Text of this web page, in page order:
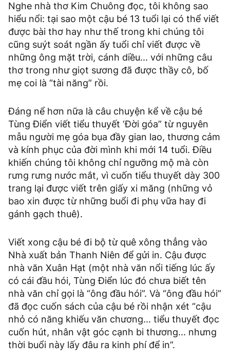
Nghe nhà thơ Kim Chuông đọc, tôi không sao
hiểu nổi: tại sao một cậu bé 13 tuổi lại có thể viết
được bài thơ hay như thế trong khi chúng tôi
cũng suýt soát ngần ấy tuổi chỉ viết được về
những ông mặt trời, cánh diều... với những câu
thơ trong như giọt sương đã được thầy cô, bố
mẹ coi là “tài năng” rồi.
Đáng nể hơn nữa là câu chuyện kể về cậu bé
Tùng Điển viết tiểu thuyết ‘Đời góa” từ nguyên
mẫu người mẹ góa bụa đầy gian lao, thương cảm
và kính phục của đời mình khi mới 14 tuổi. Điều
khiến chúng tôi không chỉ ngưỡng mộ mà còn
rưng rưng nước mắt, vì cuốn tiểu thuyết dày 300
trang lại được viết trên giấy xi măng (những vỏ
bao xin được từ những buổi đi phụ vữa hay đi
gánh gạch thuê).
Viết xong cậu bé đi bộ từ quê xông thẳng vào
Nhà xuất bản Thanh Niên để gửi in. Cậu được
nhà văn Xuân Hạt (một nhà văn nổi tiếng lúc ấy
có cái đầu hói, Tùng Điển lúc đó chưa biết tên
nhà văn chỉ gọi là “ông đầu hói”. Và “ông đầu hói”
đã đọc cuốn sách của cậu bé rồi nhận xét “cậu
nhỏ có năng khiếu văn chương... tiểu thuyết đọc
cuốn hút, nhân vật góc cạnh bi thương... nhưng
thời buổi này lấy đâu ra kinh phí để in”.